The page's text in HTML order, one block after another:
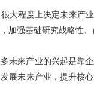
大程度上决定未来产
强基础研究战略性
未来产业的兴起是靠
展未来产业，提升核